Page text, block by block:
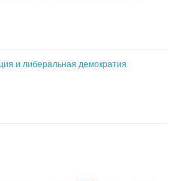
и либеральная демократия